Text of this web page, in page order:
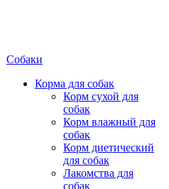
Собаки
Корма для собак
Корм сухой для
собак
Корм влажный для
собак
Корм диетический
для собак
Лакомства для
собак